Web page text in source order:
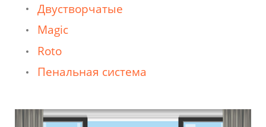
Двустворчатые
Magic
Roto
Пенальная система